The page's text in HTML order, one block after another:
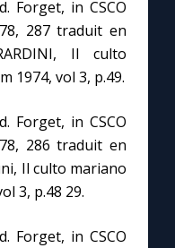
Forget, in CSCO
287 traduit en
Il culto
1974, vol 3, p.49.
Forget, in CSCO
286 traduit en
Il culto mariano
3, p.48 29.
Forget, in CSCO